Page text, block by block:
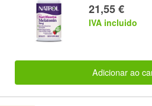
21,55 €
IVA incluido
Adicionar ao